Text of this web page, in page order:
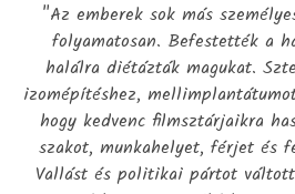
"Az emberek sok más
folyamatosan. Befestették a
halálra diétázták magukat.
izomépítéshez,
hogy kedvenc filmsztárjaikra
szakot, munkahelyet, férjet és
Vallást és politikai pártot